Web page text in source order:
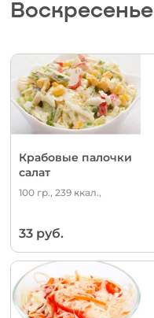
Воскресенье
Крабовые палочки
салат
100 гр., 239 ккал.,
33 руб.